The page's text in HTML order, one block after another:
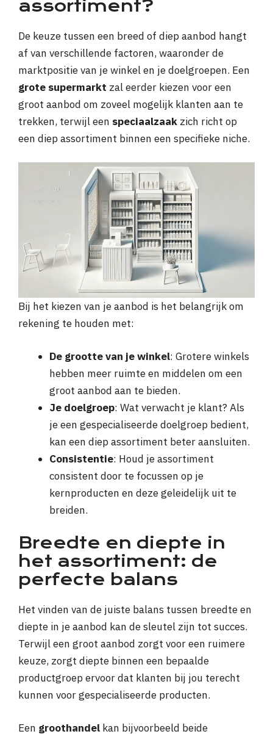
assortiment?
De keuze tussen een breed of diep aanbod hangt
af van verschillende factoren, waaronder de
marktpositie van je winkel en je doelgroepen. Een
grote supermarkt zal eerder kiezen voor een
groot aanbod om zoveel mogelijk klanten aan te
trekken, terwijl een speciaalzaak zich richt op
een diep assortiment binnen een specifieke niche.
Bij het kiezen van je aanbod is het belangrijk om
rekening te houden met:
De grootte van je winkel: Grotere winkels
hebben meer ruimte en middelen om een
groot aanbod aan te bieden.
Je doelgroep: Wat verwacht je klant? Als
je een gespecialiseerde doelgroep bedient,
kan een diep assortiment beter aansluiten.
Consistentie: Houd je assortiment
consistent door te focussen op je
kernproducten en deze geleidelijk uit te
breiden.
Breedte en diepte in
het assortiment: de
perfecte balans
Het vinden van de juiste balans tussen breedte en
diepte in je aanbod kan de sleutel zijn tot succes.
Terwijl een groot aanbod zorgt voor een ruimere
keuze, zorgt diepte binnen een bepaalde
productgroep ervoor dat klanten bij jou terecht
kunnen voor gespecialiseerde producten.
Een groothandel kan bijvoorbeeld beide